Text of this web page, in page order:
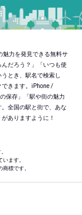
魅力を発見できる無料サ
だろう？」「いつも使
とき、駅名で検索し
きます。iPhone /
保存」「駅や街の魅力
全国の駅と街で、あな
ありますように！
ます。
標です。